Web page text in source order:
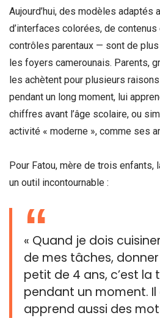
Aujourd’hui, des modèles adaptés
d’interfaces colorées, de
contrôles parentaux — sont de
les foyers camerounais. Parents,
les achètent pour plusieurs
pendant un long moment, lui
chiffres avant l’âge scolaire, ou
activité « moderne », comme ses
Pour Fatou, mère de trois enfants,
un outil incontournable :
« Quand je dois
de mes tâches,
petit de 4 ans, c’est la
pendant un moment. Il
apprend aussi des